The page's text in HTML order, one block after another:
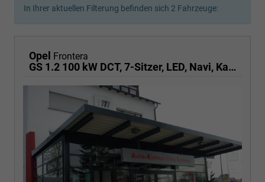
In Ihrer aktuellen Filterung befinden sich 2 Fahrzeuge:
Opel Frontera
GS 1.2 100 kW DCT, 7-Sitzer, LED, Navi, Kamera, Side, 17-Zoll